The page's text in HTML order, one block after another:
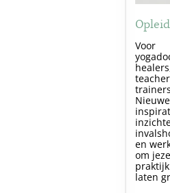
Voor
Nieuwe
en
om
laten